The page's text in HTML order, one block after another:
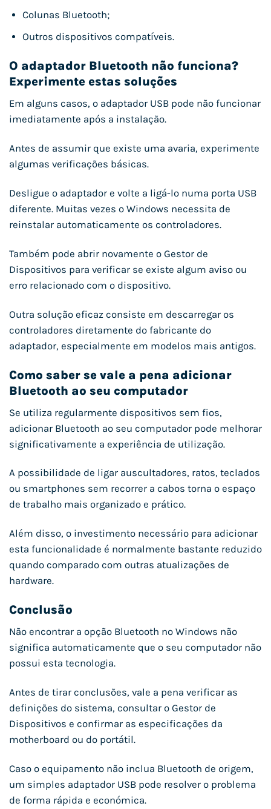
Colunas Bluetooth;
Outros dispositivos compatíveis.
O adaptador Bluetooth não funciona?
Experimente estas soluções
Em alguns casos, o adaptador USB pode não funcionar
imediatamente após a instalação.
Antes de assumir que existe uma avaria, experimente
algumas verificações básicas.
Desligue o adaptador e volte a ligá-lo numa porta USB
diferente. Muitas vezes o Windows necessita de
reinstalar automaticamente os controladores.
Também pode abrir novamente o Gestor de
Dispositivos para verificar se existe algum aviso ou
erro relacionado com o dispositivo.
Outra solução eficaz consiste em descarregar os
controladores diretamente do fabricante do
adaptador, especialmente em modelos mais antigos.
Como saber se vale a pena adicionar
Bluetooth ao seu computador
Se utiliza regularmente dispositivos sem fios,
adicionar Bluetooth ao seu computador pode melhorar
significativamente a experiência de utilização.
A possibilidade de ligar auscultadores, ratos, teclados
ou smartphones sem recorrer a cabos torna o espaço
de trabalho mais organizado e prático.
Além disso, o investimento necessário para adicionar
esta funcionalidade é normalmente bastante reduzido
quando comparado com outras atualizações de
hardware.
Conclusão
Não encontrar a opção Bluetooth no Windows não
significa automaticamente que o seu computador não
possui esta tecnologia.
Antes de tirar conclusões, vale a pena verificar as
definições do sistema, consultar o Gestor de
Dispositivos e confirmar as especificações da
motherboard ou do portátil.
Caso o equipamento não inclua Bluetooth de origem,
um simples adaptador USB pode resolver o problema
de forma rápida e económica.